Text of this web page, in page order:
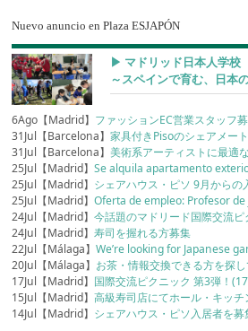
Nuevo anuncio en Plaza ESJAPÓN
▶︎ マドリッド日本人学校
～スペインで育む、日本
6Ago【Madrid】 ファッションEC営業スタッフ
31Jul【Barcelona】家具付きPisoのシェアメー
31Jul【Barcelona】美術系アーティストに最適
25Jul【Madrid】Se alquila apartamento
25Jul【Madrid】 シェアハウス・ピソ 9月からの
25Jul【Madrid】Oferta de empleo: Profesor
24Jul【Madrid】今話題のマドリード国際交流
24Jul【Madrid】寿司を握れる方募集
22Jul【Málaga】We’re looking for Japanese
20Jul【Málaga】 お茶・情報交換できる方を探
17Jul【Madrid】 国際交流ピクニック 第3弾！
15Jul【Madrid】高級寿司店にてホール・キッ
14Jul【Madrid】 シェアハウス・ピソ入居者を募